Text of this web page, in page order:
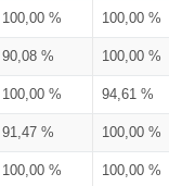
100,00 % 100,00 %
90,08 % 100,00 %
100,00 % 94,61 %
91,47 % 100,00 %
100,00 % 100,00 %